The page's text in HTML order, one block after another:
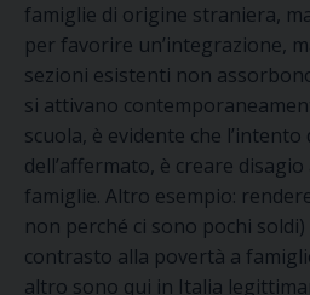
famiglie di origine straniera,
per favorire un’integrazione,
sezioni esistenti non
si attivano
scuola, è evidente che
dell’affermato, è creare
famiglie. Altro esempio:
non perché ci sono pochi soldi)
contrasto alla povertà a
altro sono qui in Italia